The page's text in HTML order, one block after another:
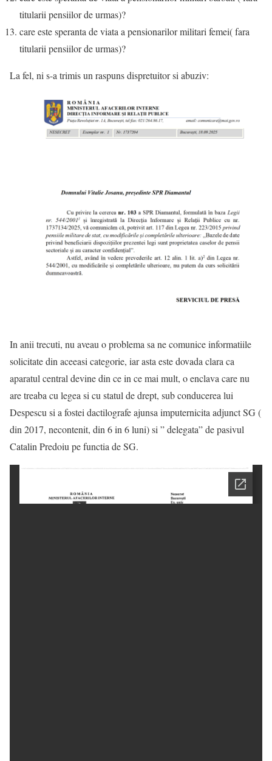
titularii pensiilor de urmas)?
care este speranta de viata a pensionarilor militari femei( fara
titularii pensiilor de urmas)?
La fel, ni s-a trimis un raspuns dispretuitor si abuziv:
In anii trecuti, nu aveau o problema sa ne comunice informatiile
solicitate din aceeasi categorie, iar asta este dovada clara ca
aparatul central devine din ce in ce mai mult, o enclava care nu
are treaba cu legea si cu statul de drept, sub conducerea lui
Despescu si a fostei dactilografe ajunsa imputernicita adjunct SG (
din 2017, necontenit, din 6 in 6 luni) si ” delegata” de pasivul
Catalin Predoiu pe functia de SG.